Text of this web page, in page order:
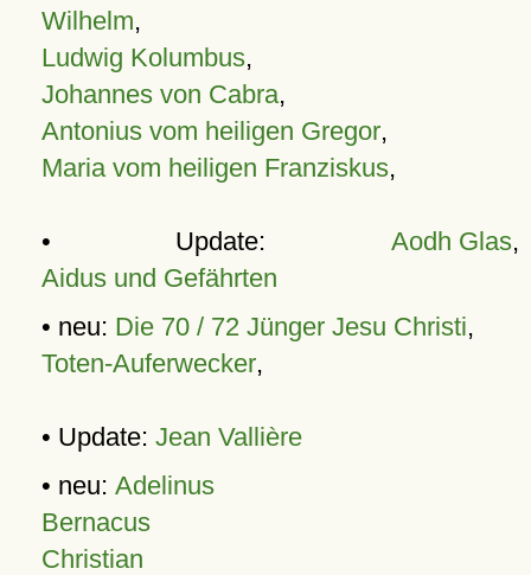
Wilhelm,
Ludwig Kolumbus,
Johannes von Cabra,
Antonius vom heiligen Gregor,
Maria vom heiligen Franziskus,
• Update: Aodh Glas,
Aidus und Gefährten
• neu: Die 70 / 72 Jünger Jesu Christi,
Toten-Auferwecker,
• Update: Jean Vallière
• neu: Adelinus
Bernacus
Christian